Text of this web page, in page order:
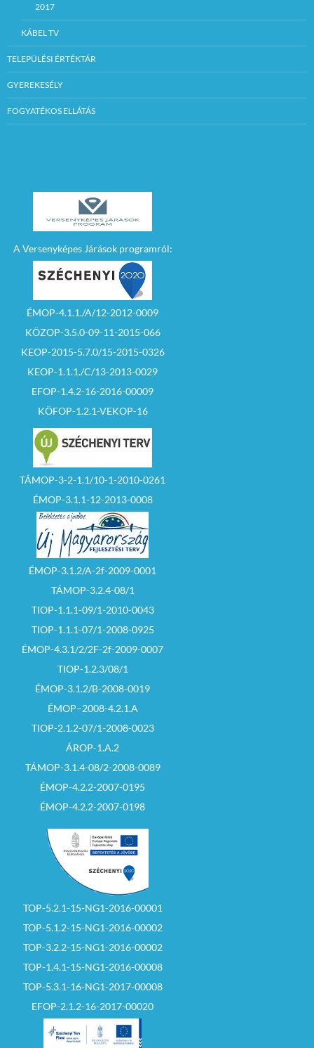
2017
KÁBEL TV
TELEPÜLÉSI ÉRTÉKTÁR
GYEREKESÉLY
FOGYATÉKOS ELLÁTÁS
A Versenyképes Járások programról:
ÉMOP-4.1.1./A/12-2012-0009
KÖZOP-3.5.0-09-11-2015-066
KEOP-2015-5.7.0/15-2015-0326
KEOP-1.1.1./C/13-2013-0029
EFOP-1.4.2-16-2016-00009
KÖFOP-1.2.1-VEKOP-16
TÁMOP-3-2-1.1/10-1-2010-0261
ÉMOP-3.1.1-12-2013-0008
ÉMOP-3.1.2/A-2f-2009-0001
TÁMOP-3.2.4-08/1
TIOP-1.1.1-09/1-2010-0043
TIOP-1.1.1-07/1-2008-0925
ÉMOP-4.3.1/2/2F-2f-2009-0007
TIOP-1.2.3/08/1
ÉMOP-3.1.2/B-2008-0019
ÉMOP–2008-4.2.1.A
TIOP-2.1.2-07/1-2008-0023
ÁROP-1.A.2
TÁMOP-3.1.4-08/2-2008-0089
ÉMOP-4.2.2-2007-0195
ÉMOP-4.2.2-2007-0198
TOP-5.2.1-15-NG1-2016-00001
TOP-5.1.2-15-NG1-2016-00002
TOP-3.2.2-15-NG1-2016-00002
TOP-1.4.1-15-NG1-2016-00008
TOP-5.3.1-16-NG1-2017-00008
EFOP-2.1.2-16-2017-00020